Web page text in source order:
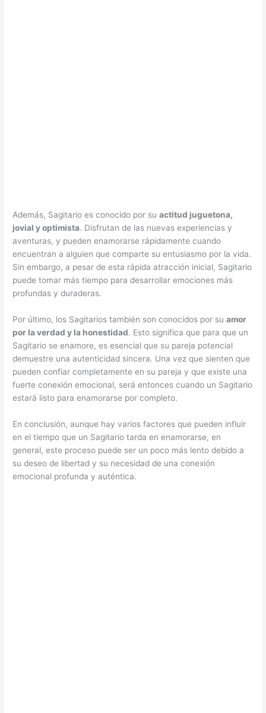
Además, Sagitario es conocido por suactitud juguetona,
jovial y optimista. Disfrutan de las nuevas experiencias y
aventuras, y pueden enamorarse rápidamente cuando
encuentran a alguien que comparte su entusiasmo por la vida.
Sin embargo, a pesar de esta rápida atracción inicial, Sagitario
puede tomar más tiempo para desarrollar emociones más
profundas y duraderas.
Por último, los Sagitarios también son conocidos por suamor
por la verdad y la honestidad. Esto significa que para que un
Sagitario se enamore, es esencial que su pareja potencial
demuestre una autenticidad sincera. Una vez que sienten que
pueden confiar completamente en su pareja y que existe una
fuerte conexión emocional, será entonces cuando un Sagitario
estará listo para enamorarse por completo.
En conclusión, aunque hay varios factores que pueden influir
en el tiempo que un Sagitario tarda en enamorarse, en
general, este proceso puede ser un poco más lento debido a
su deseo de libertad y su necesidad de una conexión
emocional profunda y auténtica.